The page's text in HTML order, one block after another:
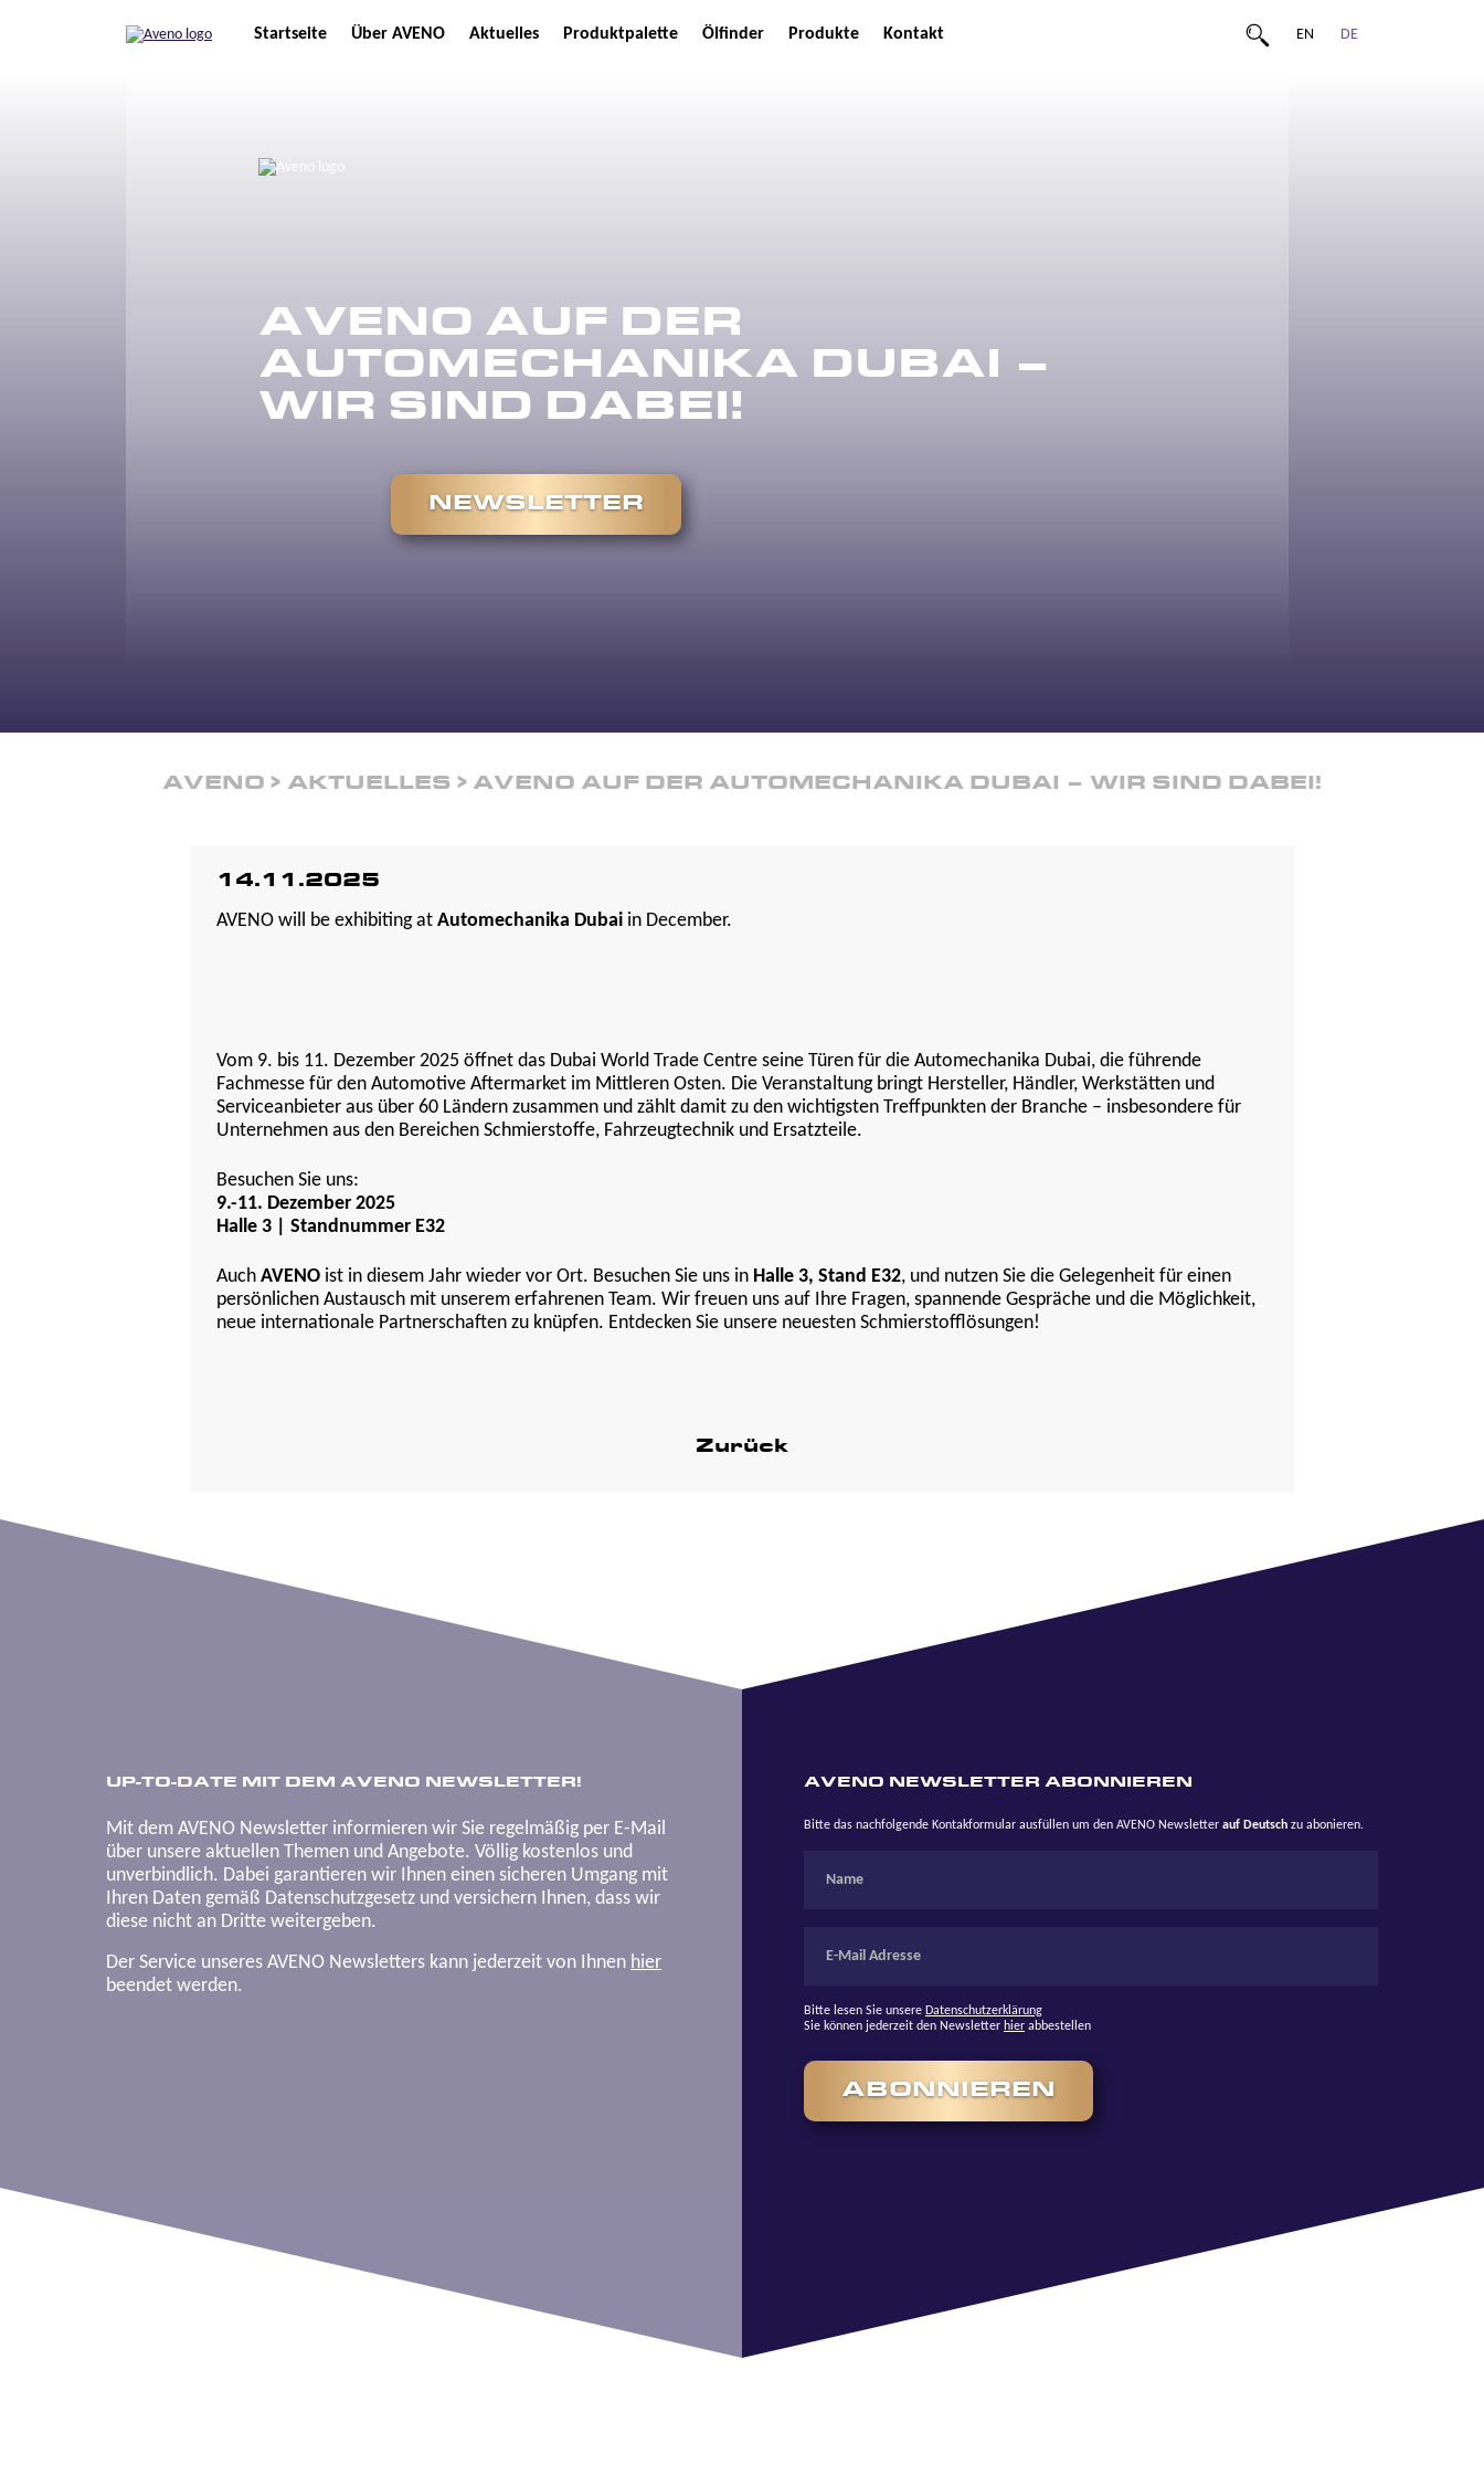
EN DE
Startseite Über AVENO Aktuelles Produktpalette Ölfinder Produkte Kontakt
AVENO AUF DER
AUTOMECHANIKA DUBAI –
WIR SIND DABEI!
NEWSLETTER
AVENO AKTUELLES AVENO AUF DER AUTOMECHANIKA DUBAI – WIR SIND DABEI!
14.11.2025
AVENO will be exhibiting at Automechanika Dubai in December.
Vom 9. bis 11. Dezember 2025 öffnet das Dubai World Trade Centre seine Türen für die Automechanika Dubai, die führende
Fachmesse für den Automotive Aftermarket im Mittleren Osten. Die Veranstaltung bringt Hersteller, Händler, Werkstätten und
Serviceanbieter aus über 60 Ländern zusammen und zählt damit zu den wichtigsten Treffpunkten der Branche – insbesondere für
Unternehmen aus den Bereichen Schmierstoffe, Fahrzeugtechnik und Ersatzteile.
Besuchen Sie uns:
9.-11. Dezember 2025
Halle 3 | Standnummer E32
Auch AVENO ist in diesem Jahr wieder vor Ort. Besuchen Sie uns in Halle 3, Stand E32, und nutzen Sie die Gelegenheit für einen
persönlichen Austausch mit unserem erfahrenen Team. Wir freuen uns auf Ihre Fragen, spannende Gespräche und die Möglichkeit,
neue internationale Partnerschaften zu knüpfen. Entdecken Sie unsere neuesten Schmierstofflösungen!
Zurück
AVENO NEWSLETTER ABONNIEREN
Bitte das nachfolgende Kontakformular ausfüllen um den AVENO Newsletterauf Deutsch zu abonieren.
Bitte lesen Sie unsere Datenschutzerklärung
Sie können jederzeit den Newsletter hier abbestellen
ABONNIEREN
UP-TO-DATE MIT DEM AVENO NEWSLETTER!
Mit dem AVENO Newsletter informieren wir Sie regelmäßig per E-Mail
über unsere aktuellen Themen und Angebote. Völlig kostenlos und
unverbindlich. Dabei garantieren wir Ihnen einen sicheren Umgang mit
Ihren Daten gemäß Datenschutzgesetz und versichern Ihnen, dass wir
diese nicht an Dritte weitergeben.
Der Service unseres AVENO Newsletters kann jederzeit von Ihnen hier
beendet werden.